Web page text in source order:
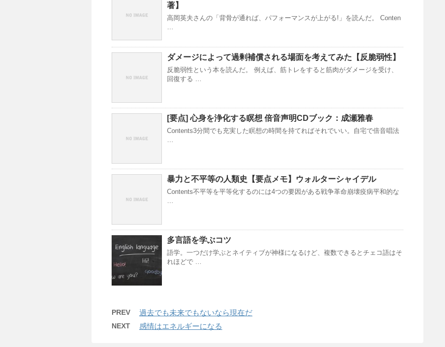
著】
高岡英夫さんの「背骨が通れば、パフォーマンスが上がる!」を読んだ。 Conten
…
ダメージによって過剰補償される場面を考えてみた【反脆弱性】
反脆弱性という本を読んだ。 例えば、筋トレをすると筋肉がダメージを受け、
回復する …
[要点] 心身を浄化する瞑想 倍音声明CDブック：成瀬雅春
Contents3分間でも充実した瞑想の時間を持てればそれでいい。自宅で倍音唱法
…
暴力と不平等の人類史【要点メモ】ウォルターシャイデル
Contents不平等を平等化するのには4つの要因がある戦争革命崩壊疫病平和的な
…
多言語を学ぶコツ
語学。一つだけ学ぶとネイティブが神様になるけど、複数できるとチェコ語はそ
れほどで …
PREV 過去でも未来でもないなら現在だ
NEXT 感情はエネルギーになる